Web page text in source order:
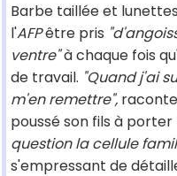
Barbe taillée et
l'AFPêtre pris
ventre"à chaque fois
de travail. "Quand j'ai
m'en remettre",
poussé son fils à porter
question la cellule
s'empressant de